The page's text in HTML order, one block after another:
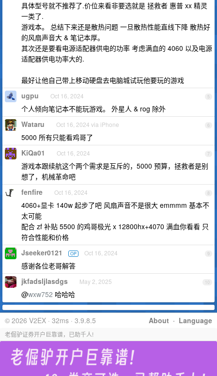
具体型号就不推荐了.价位来看非要选就是 拯救者 惠普 xx 精灵
一类了.
游戏本。 总结下来还是散热问题 一旦散热性能直线下降 散热好
的风扇声音大 & 笔记本厚。
其次还是要看电源适配器供电的功率 考虑满血的 4060 以及电源
适配器供电功率大的.
最好让他自己带上移动硬盘去电脑城试玩他要玩的游戏
5
ugpu Oct 16, 2024
个人倾向笔记本不能玩游戏。 外星人 & rog 除外
6
Wataru Oct 16, 2024 via iPhone
5000 所有只能看鸡哥了
7
KiQa01 Oct 16, 2024
游戏本跟续航这个两个需求是互斥的，5000 预算，拯救者是别
想了，机械革命吧
8
fenfire Oct 16, 2024
4060+显卡 140w 起步了吧 风扇声音不是很大 emmmm 基本不
太可能
配合 zf 补贴 5500 的鸡哥极光 x 12800hx+4070 满血你看看 只
符合性能和价格
9
Jseeker0121 OP Oct 16, 2024
感谢各位老哥解答
10
jkfadsljlasdgs May 2, 2025
@wxw752 哈哈哈
About · Language
© 2026 V2EX · 32ms · 3.9.8.5
老倔驴证券开户巨靠谱，已助千人!